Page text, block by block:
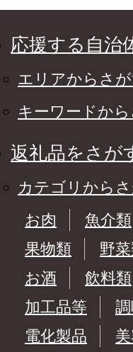
応援する自治
エリアからさ
キーワードか
返礼品をさが
カテゴリから
お肉
魚介類
果物類
野
お酒
飲料類
加工品等
電化製品